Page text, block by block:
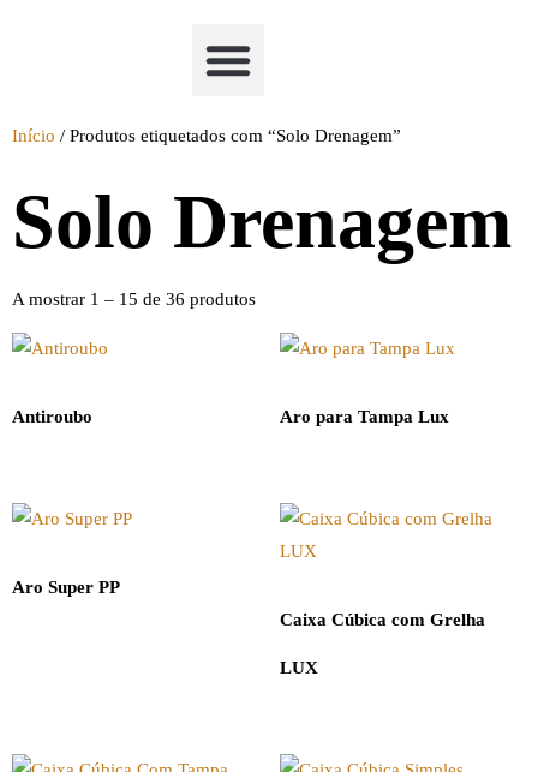
Início / Produtos etiquetados com “Solo Drenagem”
Solo Drenagem
A mostrar 1 – 15 de 36 produtos
Antiroubo Aro para Tampa Lux
Aro Super PP
Caixa Cúbica com Grelha
LUX